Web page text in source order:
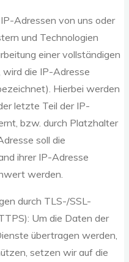
Adressen von uns oder
und Technologien
einer vollständigen
die IP-Adresse
Hierbei werden
letzte Teil der IP-
bzw. durch Platzhalter
soll die
ihrer IP-Adresse
werden.
durch TLS-/SSL-
Um die Daten der
übertragen werden,
setzen wir auf die